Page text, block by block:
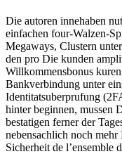
Die autoren innehaben
einfachen four-Walzen-
Megaways, Clustern
den pro Die kunden
Willkommensbonus
Bankverbindung unter
Identitatsuberprufung
hinter beginnen, mussen
bestatigen ferner der
nebensachlich noch
Sicherheit de l’ensemble